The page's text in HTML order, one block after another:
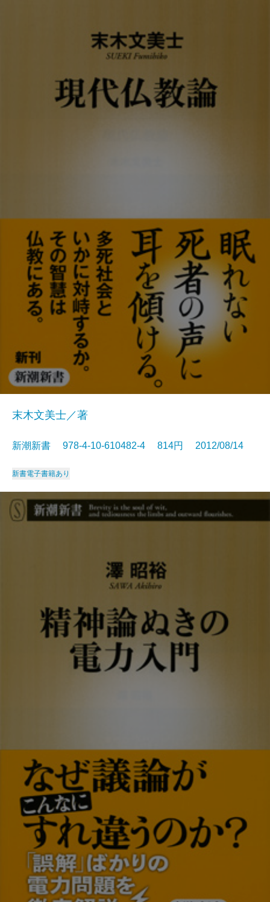
末木文美士／著
新潮新書 978-4-10-610482-4 814円 2012/08/14
新書電子書籍あり